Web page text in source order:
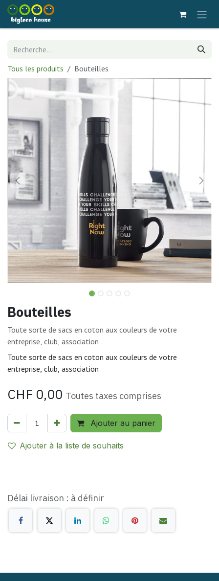
Se rendre au contenu
Tous les produits Bouteilles
Bouteilles
Toute sorte de sacs en coton aux couleurs de votre
entreprise, club, association
Toute sorte de sacs en coton aux couleurs de votre
entreprise, club, association
CHF 0,00 Toutes taxes comprises
Ajouter au panier
Ajouter à la liste de souhaits
Délai livraison : à définir